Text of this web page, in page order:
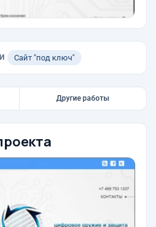
Сайт "под ключ"
Другие работы